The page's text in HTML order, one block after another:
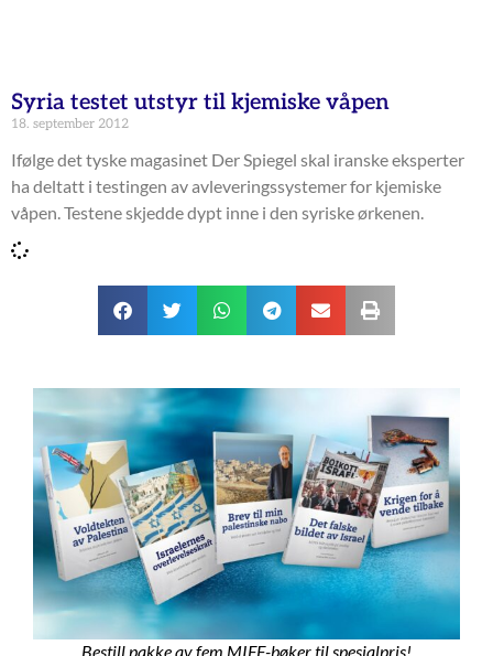
Syria testet utstyr til kjemiske våpen
18. september 2012
Ifølge det tyske magasinet Der Spiegel skal iranske eksperter
ha deltatt i testingen av avleveringssystemer for kjemiske
våpen. Testene skjedde dypt inne i den syriske ørkenen.
Bestill pakke av fem MIFF-bøker til spesialpris!